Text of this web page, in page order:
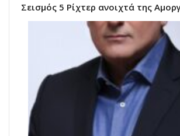
Σεισμός 5 Ρίχτερ ανοιχτά της